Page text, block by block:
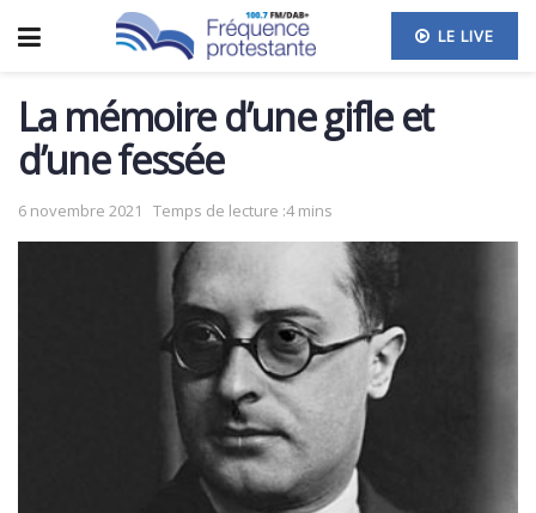
LE LIVE
La mémoire d’une gifle et
d’une fessée
6 novembre 2021 Temps de lecture :4 mins